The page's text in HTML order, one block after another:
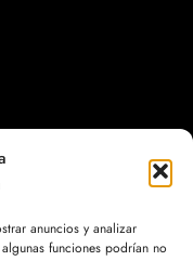
anuncios y analizar
funciones podrían no